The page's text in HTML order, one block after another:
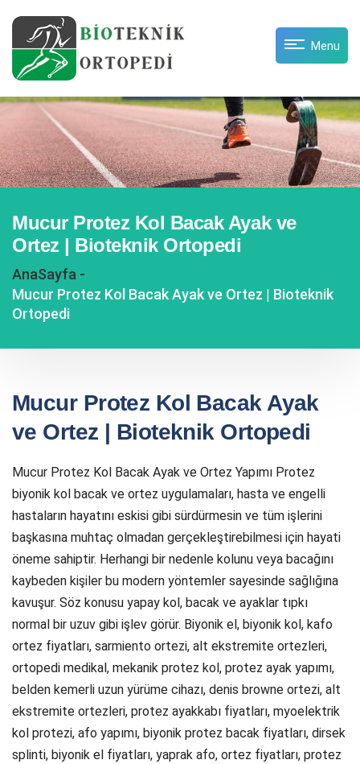
Menu
Mucur Protez Kol Bacak Ayak ve
Ortez | Bioteknik Ortopedi
AnaSayfa -
Mucur Protez Kol Bacak Ayak ve Ortez | Bioteknik
Ortopedi
Mucur Protez Kol Bacak Ayak
ve Ortez | Bioteknik Ortopedi
Mucur Protez Kol Bacak Ayak ve Ortez Yapımı Protez
biyonik kol bacak ve ortez uygulamaları, hasta ve engelli
hastaların hayatını eskisi gibi sürdürmesin ve tüm işlerini
başkasına muhtaç olmadan gerçekleştirebilmesi için hayati
öneme sahiptir. Herhangi bir nedenle kolunu veya bacağını
kaybeden kişiler bu modern yöntemler sayesinde sağlığına
kavuşur. Söz konusu yapay kol, bacak ve ayaklar tıpkı
normal bir uzuv gibi işlev görür. Biyonik el, biyonik kol, kafo
ortez fiyatları, sarmiento ortezi, alt ekstremite ortezleri,
ortopedi medikal, mekanik protez kol, protez ayak yapımı,
belden kemerli uzun yürüme cihazı, denis browne ortezi, alt
ekstremite ortezleri, protez ayakkabı fiyatları, myoelektrik
kol protezi, afo yapımı, biyonik protez bacak fiyatları, dirsek
splinti, biyonik el fiyatları, yaprak afo, ortez fiyatları, protez